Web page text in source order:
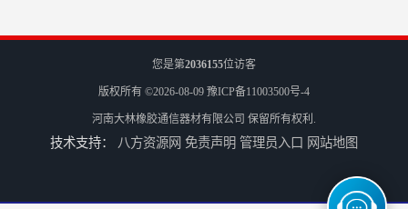
冷镦机电机用小型8CB250离合器制动器刹车
您是第2036155位访客
版权所有 ©2026-08-09 豫ICP备11003500号-4
河南大林橡胶通信器材有限公司 保留所有权利.
技术支持： 八方资源网 免责声明 管理员入口 网站地图